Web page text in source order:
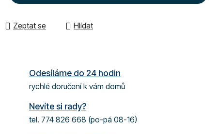
Zeptat se Hlídat
Odesíláme do 24 hodin
rychlé doručení k vám domů
Nevíte si rady?
tel. 774 826 668 (po-pá 08-16)